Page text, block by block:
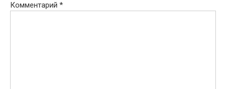
Комментарий *